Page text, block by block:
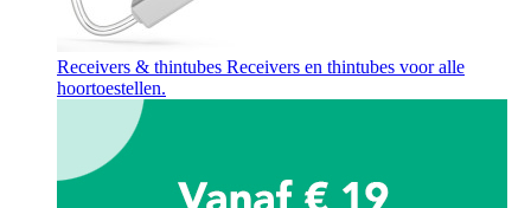
Receivers & thintubes Receivers en thintubes voor alle
hoortoestellen.